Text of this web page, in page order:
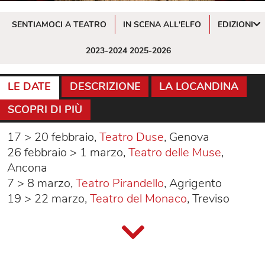
SENTIAMOCI A TEATRO IN SCENA ALL'ELFO EDIZIONI
2023-2024 2025-2026
LE DATE DESCRIZIONE
LA LOCANDINA
SCOPRI DI PIÙ
17 > 20 febbraio, Teatro Duse, Genova
26 febbraio > 1 marzo, Teatro delle Muse,
Ancona
7 > 8 marzo, Teatro Pirandello, Agrigento
19 > 22 marzo, Teatro del Monaco, Treviso